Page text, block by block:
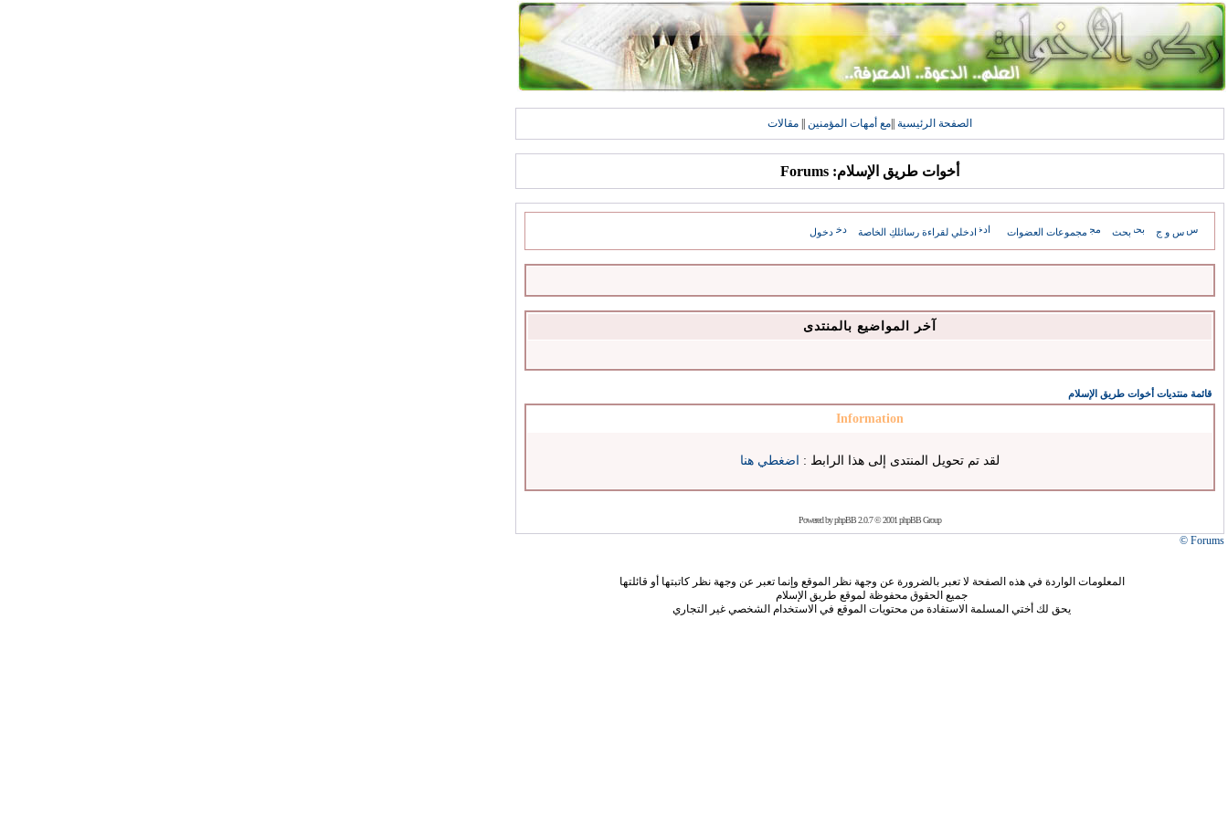
الصفحة الرئيسية مع أمهات المؤمنين مقالات
أخوات طريق الإسلام: Forums
س و ج بحث مجموعات العضوات ادخلي لقراءة رسائلكِ الخاصة دخول
آخر المواضيع بالمنتدى
قائمة منتديات أخوات طريق الإسلام
Information
لقد تم تحويل المنتدى إلى هذا الرابط : اضغطي هنا
Powered byphpBB2.0.7 © 2001 phpBB Group
Forums ©
المعلومات الواردة في هذه الصفحة لا تعبر بالضرورة عن وجهة نظر الموقع وإنما تعبر عن وجهة نظر كاتبتها أو قائلتها
جميع الحقوق محفوظة لموقع طريق الإسلام
يحق لك أختي المسلمة الاستفادة من محتويات الموقع في الاستخدام الشخصي غير التجاري